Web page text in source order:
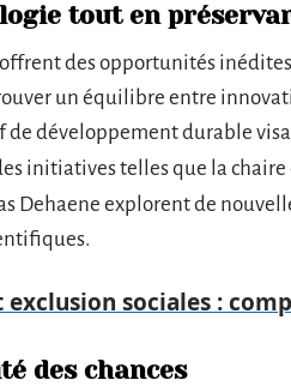
tout en
des opportunités
un équilibre entre
de développement durable
initiatives telles que la chaire
Dehaene explorent de
sociales :
des chances